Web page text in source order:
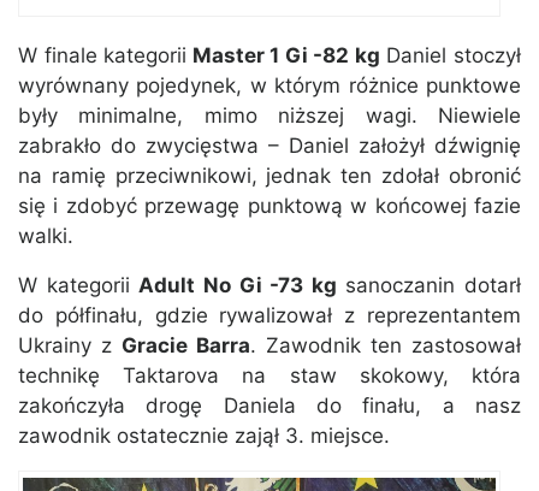
W finale kategorii Master 1 Gi -82 kg Daniel stoczył
wyrównany pojedynek, w którym różnice punktowe
były minimalne, mimo niższej wagi. Niewiele
zabrakło do zwycięstwa – Daniel założył dźwignię
na ramię przeciwnikowi, jednak ten zdołał obronić
się i zdobyć przewagę punktową w końcowej fazie
walki.
W kategorii Adult No Gi -73 kg sanoczanin dotarł
do półfinału, gdzie rywalizował z reprezentantem
Ukrainy z Gracie Barra. Zawodnik ten zastosował
technikę Taktarova na staw skokowy, która
zakończyła drogę Daniela do finału, a nasz
zawodnik ostatecznie zajął 3. miejsce.